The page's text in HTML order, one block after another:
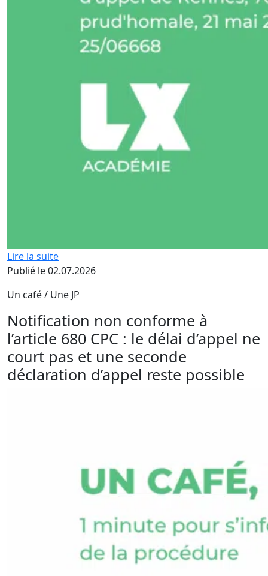
Lire la suite
Publié le 02.07.2026
Un café / Une JP
Notification non conforme à
l’article 680 CPC : le délai d’appel ne
court pas et une seconde
déclaration d’appel reste possible